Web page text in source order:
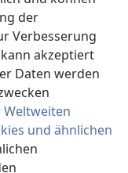
der
Verbesserung
akzeptiert
Daten werden
Weltweiten
und ähnlichen
of Pennsylvania.